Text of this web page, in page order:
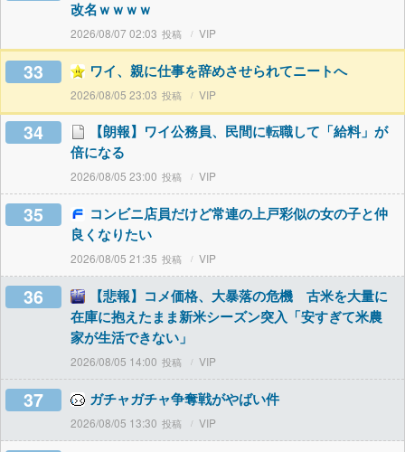
改名ｗｗｗｗ
2026/08/07 02:03 VIP
33 ワイ、親に仕事を辞めさせられてニートへ
2026/08/05 23:03 VIP
34
【朗報】ワイ公務員、民間に転職して「給料」が
倍になる
2026/08/05 23:00 VIP
35
コンビニ店員だけど常連の上戸彩似の女の子と仲
良くなりたい
2026/08/05 21:35 VIP
36
【悲報】コメ価格、大暴落の危機 古米を大量に
在庫に抱えたまま新米シーズン突入「安すぎて米農
家が生活できない」
2026/08/05 14:00 VIP
37 ガチャガチャ争奪戦がやばい件
2026/08/05 13:30 VIP